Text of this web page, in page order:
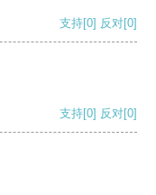
支持[0] 反对[0]
支持[0] 反对[0]